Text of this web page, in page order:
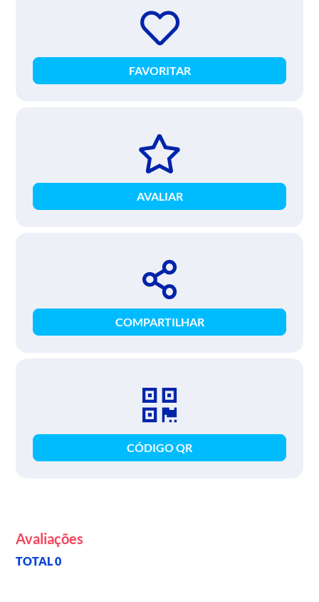
FAVORITAR
AVALIAR
COMPARTILHAR
CÓDIGO QR
Avaliações
TOTAL 0